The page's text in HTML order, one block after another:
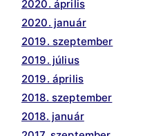
2020. április
2020. január
2019. szeptember
2019. július
2019. április
2018. szeptember
2018. január